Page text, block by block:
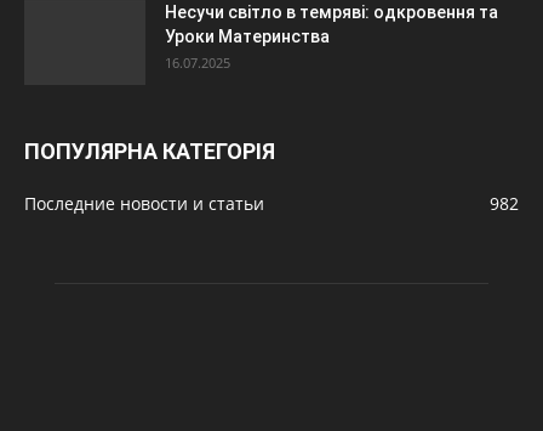
Несучи світло в темряві: одкровення та
Уроки Материнства
16.07.2025
ПОПУЛЯРНА КАТЕГОРІЯ
Последние новости и статьи 982